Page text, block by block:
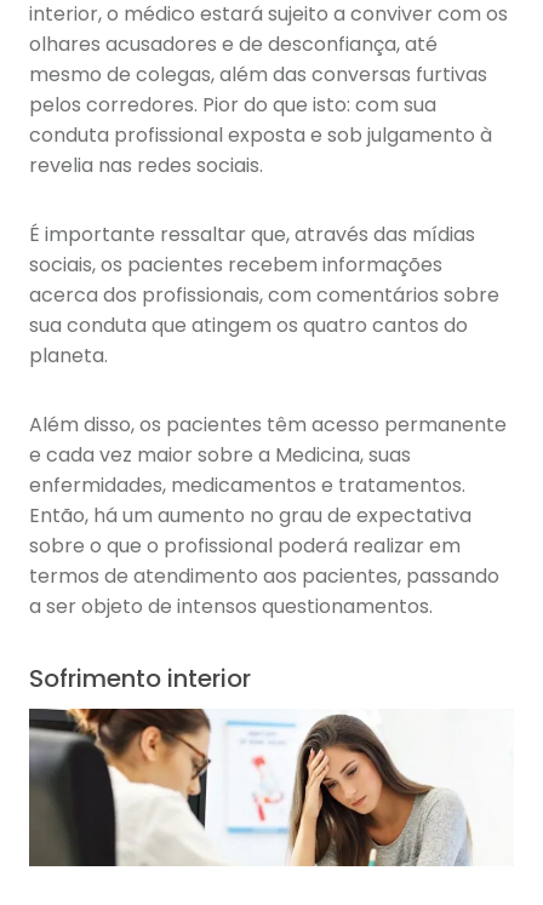
interior, o médico estará sujeito a conviver com os
olhares acusadores e de desconfiança, até
mesmo de colegas, além das conversas furtivas
pelos corredores. Pior do que isto: com sua
conduta profissional exposta e sob julgamento à
revelia nas redes sociais.
É importante ressaltar que, através das mídias
sociais, os pacientes recebem informações
acerca dos profissionais, com comentários sobre
sua conduta que atingem os quatro cantos do
planeta.
Além disso, os pacientes têm acesso permanente
e cada vez maior sobre a Medicina, suas
enfermidades, medicamentos e tratamentos.
Então, há um aumento no grau de expectativa
sobre o que o profissional poderá realizar em
termos de atendimento aos pacientes, passando
a ser objeto de intensos questionamentos.
Sofrimento interior